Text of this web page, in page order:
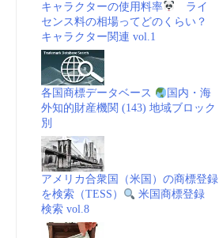
キャラクターの使用料率
ライ
センス料の相場ってどのくらい？
キャラクター関連 vol.1
各国商標データベース
国内・海
外知的財産機関 (143) 地域ブロック
別
アメリカ合衆国（米国）の商標登録
を検索（TESS）
米国商標登録
検索 vol.8